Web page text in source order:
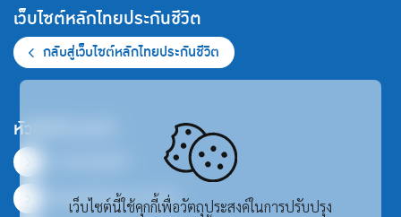
เว็บไซต์นี้ใช้คุกกี้เพื่อวัตถุประสงค์ในการปรับปรุง
เว็บไซต์หลักไทยประกันชีวิต
กลับสู่เว็บไซต์หลักไทยประกันชีวิต
หัวข้อที่น่าสนใจ
ข้อมูลสำคัญทางการเงิน